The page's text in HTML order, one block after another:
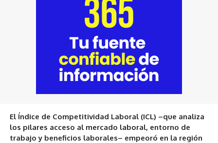
El Índice de Competitividad Laboral (ICL) –que analiza
los pilares acceso al mercado laboral, entorno de
trabajo y beneficios laborales– empeoró en la región